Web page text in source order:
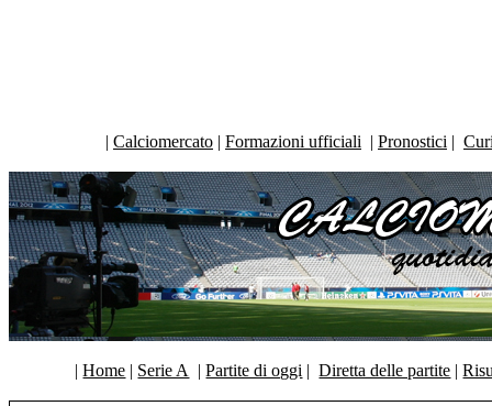
| Calciomercato | Formazioni ufficiali | Pronostici |
|Home | Serie A |Partite di oggi |Diretta delle partite |